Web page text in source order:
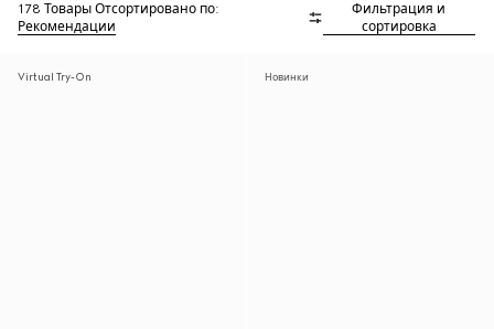
178 Товары Отсортировано по:
Рекомендации
Фильтрация и
сортировка
Virtual Try-On Новинки